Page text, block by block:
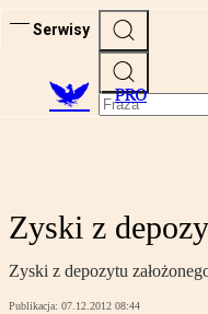
Serwisy
PRO
Zyski z
Zyski z depozytu
Publikacja: 07.12.2012 08:44